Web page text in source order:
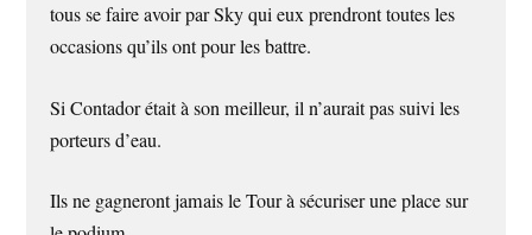
tous se faire avoir par Sky qui eux prendront toutes les
occasions qu’ils ont pour les battre.
Si Contador était à son meilleur, il n’aurait pas suivi les
porteurs d’eau.
Ils ne gagneront jamais le Tour à sécuriser une place sur